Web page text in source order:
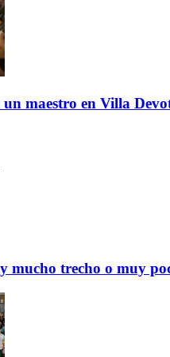
maestro en Villa
mucho trecho o muy